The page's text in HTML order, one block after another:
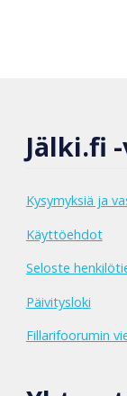
Jälki.fi
Kysymyksiä ja
Käyttöehdot
Seloste
Päivitysloki
Fillarifoorumin